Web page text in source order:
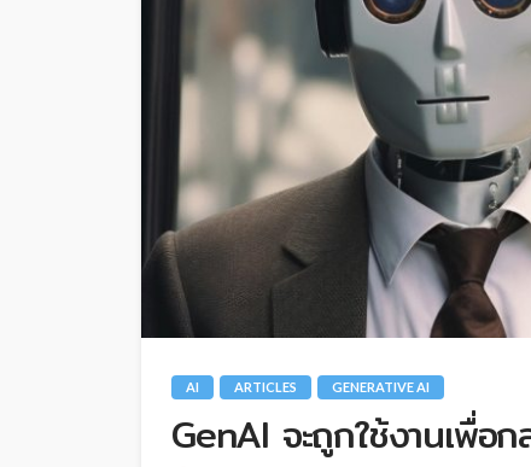
AI ARTICLES GENERATIVE AI
GenAI จะถูกใช้งานเพื่อ